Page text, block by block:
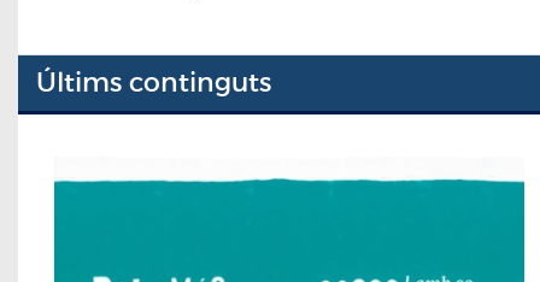
Últims continguts